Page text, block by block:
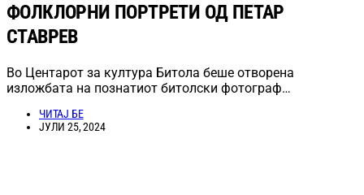
ФОЛКЛОРНИ ПОРТРЕТИ ОД ПЕТАР
СТАВРЕВ
Во Центарот за култура Битола беше отворена
изложбата на познатиот битолски фотограф…
ЧИТАЈ БЕ
ЈУЛИ 25, 2024